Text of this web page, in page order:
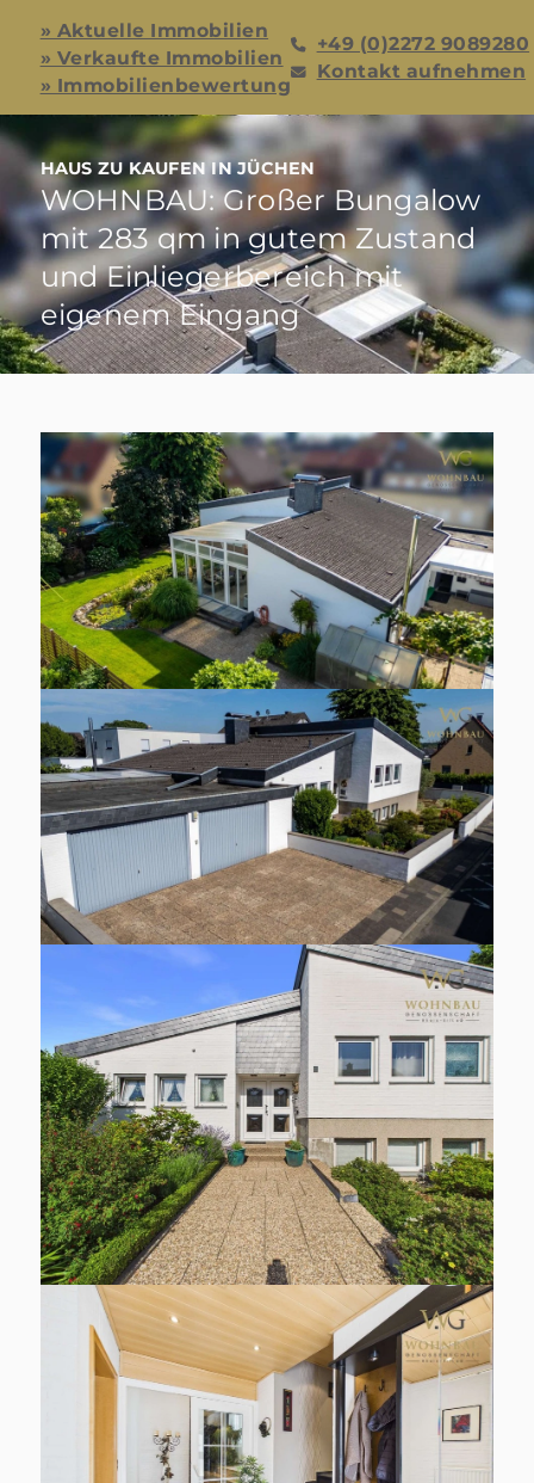
» Aktuelle Immobilien
» Verkaufte Immobilien
» Immobilienbewertung
+49 (0)2272 9089280
Kontakt aufnehmen
HAUS ZU KAUFEN IN JÜCHEN
WOHNBAU: Großer Bungalow
mit 283 qm in gutem Zustand
und Einliegerbereich mit
eigenem Eingang